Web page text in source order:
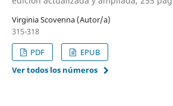
Virginia Scovenna (Autor/a)
315-318
PDF
EPUB
Ver todos los números